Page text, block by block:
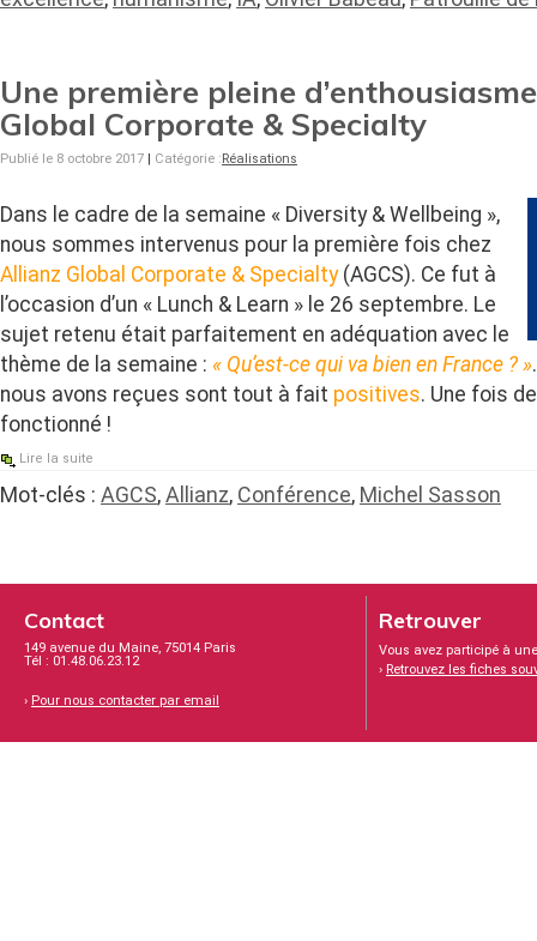
Une première pleine
Global Corporate & Specialty
Publié le 8 octobre 2017 Catégorie : Réalisations
Dans le cadre de la semaine « Diversity & Wellbeing »,
nous sommes intervenus pour la première fois chez
Allianz Global Corporate & Specialty (AGCS). Ce fut à
l’occasion d’un « Lunch & Learn » le 26 septembre. Le
sujet retenu était parfaitement en adéquation avec le
thème de la semaine : « Qu’est-ce qui va bien en France ? »
nous avons reçues sont tout à fait positives. Une fois
fonctionné !
Lire la suite
Mot-clés : AGCS,Allianz, Conférence, Michel Sasson
Contact
149 avenue du Maine, 75014 Paris
Tél : 01.48.06.23.12
› Pour nous contacter par email
Retrouver
Vous avez participé à
› Retrouvez les fiches